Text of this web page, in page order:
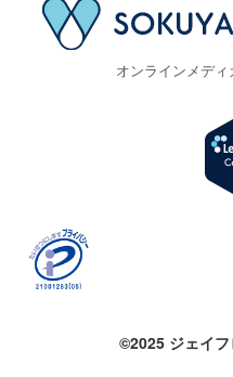
オンラインメデ
©2025 ジェイ